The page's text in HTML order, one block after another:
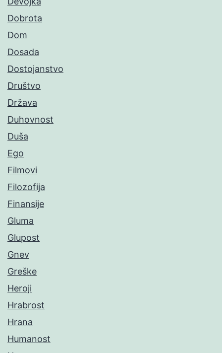
Dobrota
Dom
Dosada
Dostojanstvo
Društvo
Država
Duhovnost
Duša
Ego
Filmovi
Filozofija
Finansije
Gluma
Glupost
Gnev
Greške
Heroji
Hrabrost
Hrana
Humanost